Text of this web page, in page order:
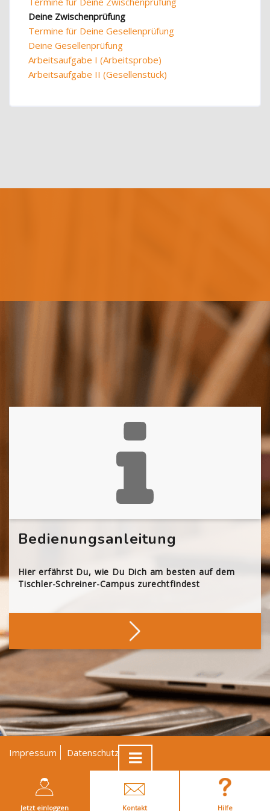
Deine Zwischenprüfung
Termine für Deine Gesellenprüfung
Deine Gesellenprüfung
Arbeitsaufgabe I (Arbeitsprobe)
Arbeitsaufgabe II (Gesellenstück)
Bedienungsanleitung
Hier erfährst Du, wie Du Dich am besten auf dem
Tischler-Schreiner-Campus zurechtfindest
Impressum Datenschutz
AGB
Jetzt einloggen Kontakt Hilfe